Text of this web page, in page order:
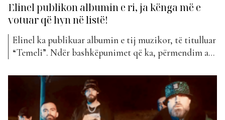
Elinel publikon albumin e ri, ja kënga më e
votuar që hyn në listë!
Elinel ka publikuar albumin e tij muzikor, të titulluar
“Temeli”. Ndër bashkëpunimet që ka, përmendim atë
Kresha, Singi apo Lluni. “Temeli” mban 11 këngë ku
përfshihen ato solo dhe bashkëpunime. Megjithatë,
vetëm një prej tyre ka arritur të hyjë në...